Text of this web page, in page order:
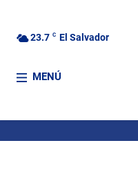
23.7 C El Salvador
MENÚ